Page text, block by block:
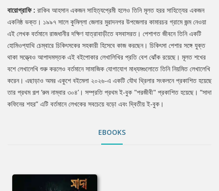
বায়োগ্রাফি : রাকিব আহসান একজন সাহিত্যপ্রেমী হলেও তিনি মূলত হরর সাহিত্যের একজন
একনিষ্ঠ ভক্ত। ১৯৯৭ সালে কুমিল্লা জেলার মুরাদনগর উপজেলার কামারচর গ্রামে জন্ম নেওয়া
এই লেখক বর্তমানে রাজধানীর দক্ষিণ যাত্রাবাড়ীতে বসবাসরত। পেশাগত জীবনে তিনি একটি
হোমিওপ্যাথি চেম্বারে চিকিৎসকের সহকারী হিসেবে কাজ করছেন। চিকিৎসা পেশার সঙ্গে যুক্ত
থাকা সত্ত্বেও আপাদমস্তক এই বইপোকার লেখালিখির প্রতি বেশ ঝোঁক রয়েছে। মূলত শখের
বশে লেখালেখি শুরু করলেও বর্তমানে সামাজিক যোগাযোগ মাধ্যমগুলোতে তিনি নিয়মিত লেখালেখি
করেন। এছাড়াও অমর একুশে বইমেলা ২০২৬-এ একটি যৌথ থ্রিলার সংকলনে প্রকাশিত হয়েছে
তার প্রথম গল্প ‘রুম নাম্বার ৩০৪’। সম্প্রতি প্রথম ই-বুক "পরজীবী" প্রকাশিত হয়েছে। “সাদা
কফিনের শহর” এটি বর্তমানে লেখকের সবচেয়ে বড়ো এবং দ্বিতীয় ই-বুক।
EBOOKS